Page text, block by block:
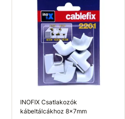
INOFIX Csatlakozók
kábeltálcákhoz 8x7mm